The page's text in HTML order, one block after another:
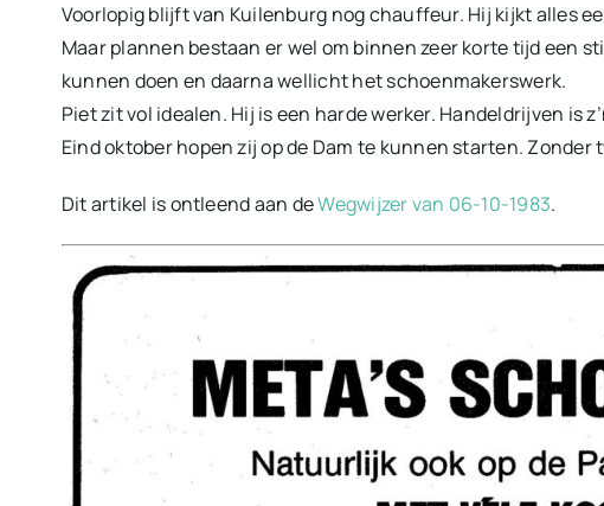
Voorlopig blijft van Kuilenburg nog chauffeur. Hij kijkt alles
Maar plannen bestaan er wel om binnen zeer korte tijd een
kunnen doen en daarna wellicht het schoenmakerswerk.
Piet zit vol idealen. Hij is een harde werker. Handeldrijven is
Eind oktober hopen zij op de Dam te kunnen starten.
Dit artikel is ontleend aan deWegwijzer van 06-10-1983.